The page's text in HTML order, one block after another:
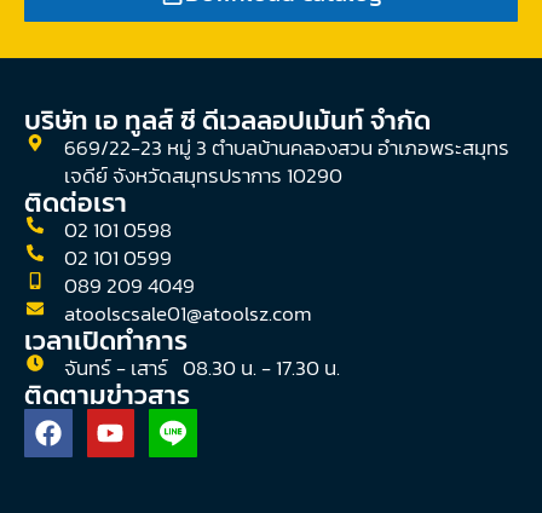
บริษัท เอ ทูลส์ ซี ดีเวลลอปเม้นท์ จํากัด
669/22-23 หมู่ 3 ตำบลบ้านคลองสวน อำเภอพระสมุทร
เจดีย์ จังหวัดสมุทรปราการ 10290
ติดต่อเรา
02 101 0598
02 101 0599
089 209 4049
atoolscsale01@atoolsz.com
เวลาเปิดทำการ
จันทร์ - เสาร์ 08.30 น. - 17.30 น.
ติดตามข่าวสาร
F
a
Y
o